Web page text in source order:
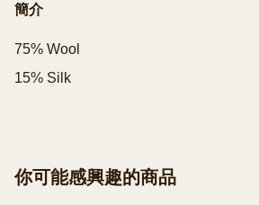
簡介
75% Wool
15% Silk
你可能感興趣的商品